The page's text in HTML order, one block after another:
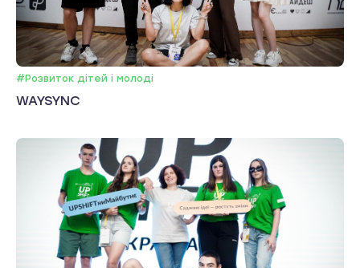
#Розвиток дітей і молоді
WAYSYNC